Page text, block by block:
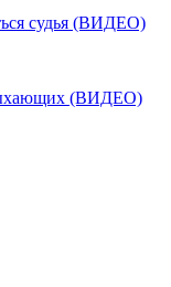
судья (ВИДЕО)
(ВИДЕО)